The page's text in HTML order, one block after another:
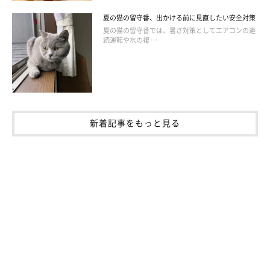
夏の猫の留守番、出かける前に見直したい安全対策
夏の猫の留守番では、暑さ対策としてエアコンの連
続運転や水の複 …
新着記事をもっと見る